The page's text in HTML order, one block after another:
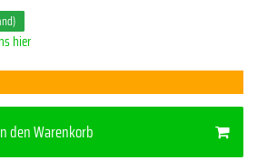
hier
den Warenkorb